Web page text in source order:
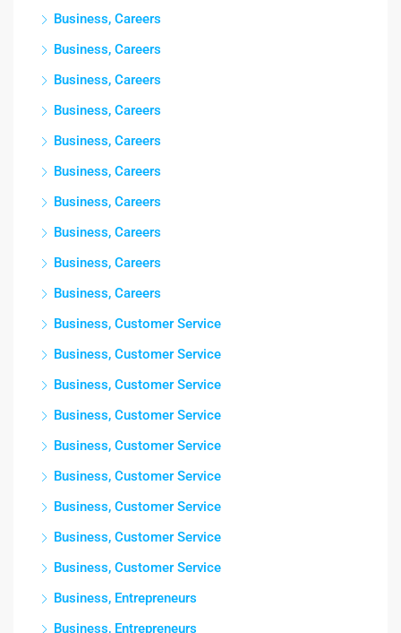
Business, Careers
Business, Careers
Business, Careers
Business, Careers
Business, Careers
Business, Careers
Business, Careers
Business, Careers
Business, Careers
Business, Careers
Business, Customer Service
Business, Customer Service
Business, Customer Service
Business, Customer Service
Business, Customer Service
Business, Customer Service
Business, Customer Service
Business, Customer Service
Business, Customer Service
Business, Entrepreneurs
Business, Entrepreneurs